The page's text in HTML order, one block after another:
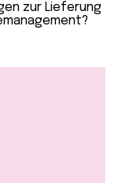
zur Lieferung